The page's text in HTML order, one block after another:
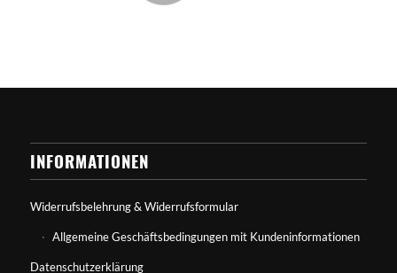
INFORMATIONEN
Widerrufsbelehrung & Widerrufsformular
Allgemeine Geschäftsbedingungen mit Kundeninformationen
Datenschutzerklärung